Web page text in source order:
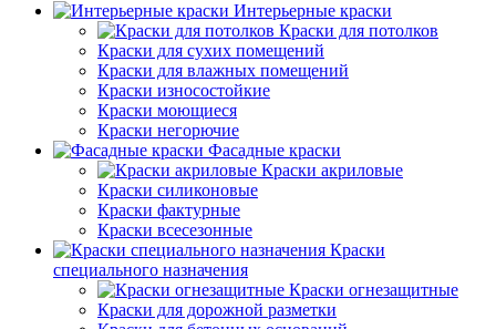
Интерьерные краски
Краски для потолков
Краски для сухих помещений
Краски для влажных помещений
Краски износостойкие
Краски моющиеся
Краски негорючие
Фасадные краски
Краски акриловые
Краски силиконовые
Краски фактурные
Краски всесезонные
Краски
специального назначения
Краски огнезащитные
Краски для дорожной разметки